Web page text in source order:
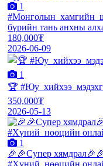
1
бүрийн тань анхны
180,000₮
2026-06-09
1
🏆
350,000₮
2026-05-13
1
🎉🎉Супер
#Хүний_нөөцийн